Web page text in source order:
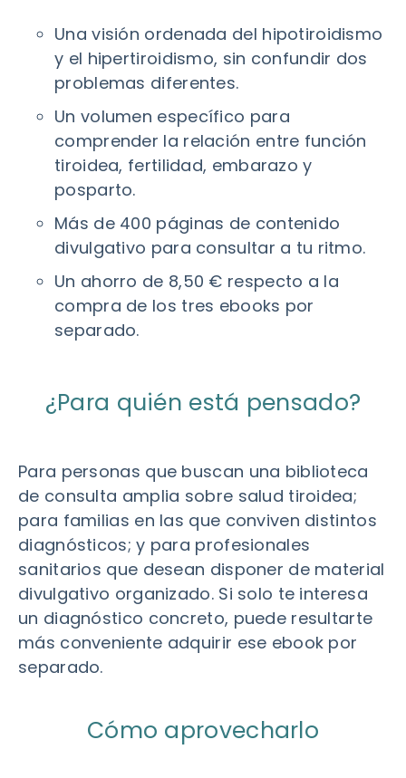
Una visión ordenada del hipotiroidismo
y el hipertiroidismo, sin confundir dos
problemas diferentes.
Un volumen específico para
comprender la relación entre función
tiroidea, fertilidad, embarazo y
posparto.
Más de 400 páginas de contenido
divulgativo para consultar a tu ritmo.
Un ahorro de 8,50 € respecto a la
compra de los tres ebooks por
separado.
¿Para quién está pensado?
Para personas que buscan una biblioteca
de consulta amplia sobre salud tiroidea;
para familias en las que conviven distintos
diagnósticos; y para profesionales
sanitarios que desean disponer de material
divulgativo organizado. Si solo te interesa
un diagnóstico concreto, puede resultarte
más conveniente adquirir ese ebook por
separado.
Cómo aprovecharlo